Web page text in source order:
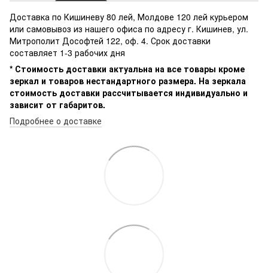
Доставка по Кишиневу 80 лей, Молдове 120 лей курьером
или самовывоз из нашего офиса по адресу г. Кишинев, ул.
Митрополит Дософтей 122, оф. 4. Срок доставки
составляет 1-3 рабочих дня
* Стоимость доставки актуальна на все товары кроме
зеркал и товаров нестандартного размера. На зеркала
стоимость доставки рассчитывается индивидуально и
зависит от габаритов.
Подробнее о доставке